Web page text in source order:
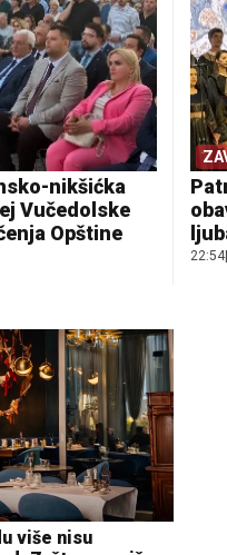
nikšićka
Vučedolske
Opštine
22:54|
više nisu